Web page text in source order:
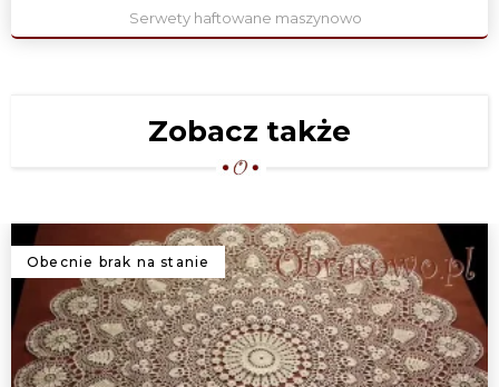
Serwety haftowane maszynowo
Zobacz także
Obecnie brak na stanie